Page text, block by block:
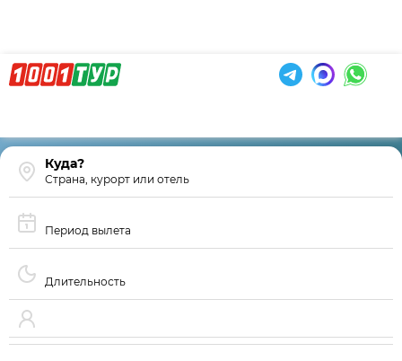
Страна, курорт или отель
Период вылета
Длительность